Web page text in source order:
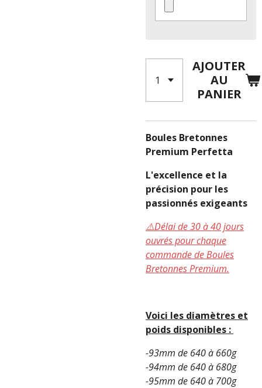
AJOUTER
AU
PANIER
Boules Bretonnes
Premium Perfetta
L'excellence et la
précision pour les
passionnés exigeants
⚠️Délai de 30 à 40 jours
ouvrés pour chaque
commande de Boules
Bretonnes Premium.
Voici les diamètres et
poids disponibles :
-93mm de 640 à 660g
-94mm de 640 à 680g
-95mm de 640 à 700g